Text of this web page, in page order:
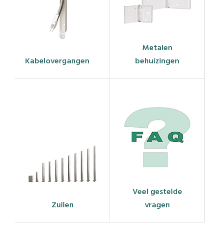
Kabelovergangen
Metalen
behuizingen
Zuilen
Veel gestelde
vragen